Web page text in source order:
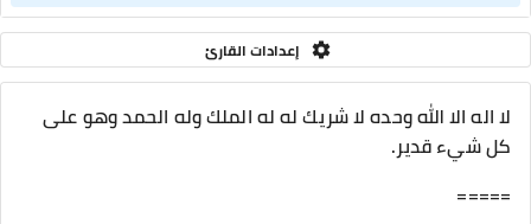
إعدادات القارئ
لا اله الا الله وحده لا شريك له له الملك وله الحمد وهو على
كل شيء قدير.
=====